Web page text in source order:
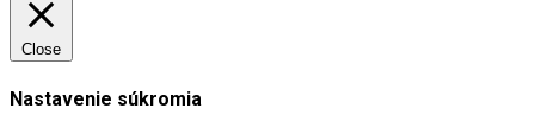
Close
Nastavenie súkromia